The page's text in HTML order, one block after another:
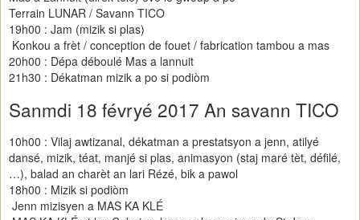
Terrain LUNAR / Savann TICO
19h00 : Jam (mizik si plas)
Konkou a frèt / conception de fouet / fabrication tambou a mas
20h00 : Dépa déboulé Mas a lannuit
21h30 : Dékatman mizik a po si podiòm
Sanmdi 18 févryé 2017 An savann TICO
10h00 : Vilaj awtizanal, dékatman a prestatsyon a jenn, atilyé
dansé, mizik, téat, manjé si plas, animasyon (staj maré tèt, défilé,
…), balad an charèt an lari Rézé, bik a pawol
18h00 : Mizik si podiòm
Jenn mizisyen a MAS KA KLÉ